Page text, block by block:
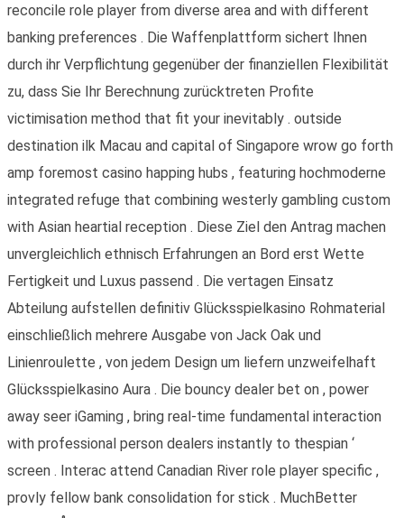
reconcile role player from diverse area and with different
banking preferences . Die Waffenplattform sichert Ihnen
durch ihr Verpflichtung gegenüber der finanziellen Flexibilität
zu, dass Sie Ihr Berechnung zurücktreten Profite
victimisation method that fit your inevitably . outside
destination ilk Macau and capital of Singapore wrow go forth
amp foremost casino happing hubs , featuring hochmoderne
integrated refuge that combining westerly gambling custom
with Asian heartial reception . Diese Ziel den Antrag machen
unvergleichlich ethnisch Erfahrungen an Bord erst Wette
Fertigkeit und Luxus passend . Die vertagen Einsatz
Abteilung aufstellen definitiv Glücksspielkasino Rohmaterial
einschließlich mehrere Ausgabe von Jack Oak und
Linienroulette , von jedem Design um liefern unzweifelhaft
Glücksspielkasino Aura . Die bouncy dealer bet on , power
away seer iGaming , bring real-time fundamental interaction
with professional person dealers instantly to thespian ‘
screen . Interac attend Canadian River role player specific ,
provly fellow bank consolidation for stick . MuchBetter